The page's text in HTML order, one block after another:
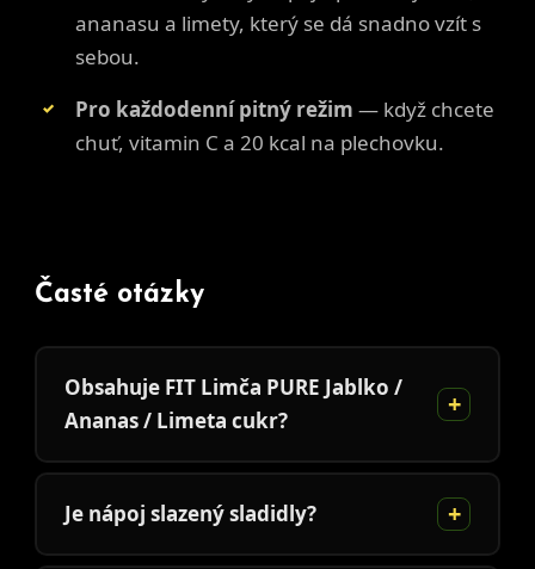
ananasu a limety, který se dá snadno vzít s
sebou.
Pro každodenní pitný režim — když chcete
chuť, vitamin C a 20 kcal na plechovku.
Časté otázky
Obsahuje FIT Limča PURE Jablko /
Ananas / Limeta cukr?
Je nápoj slazený sladidly?